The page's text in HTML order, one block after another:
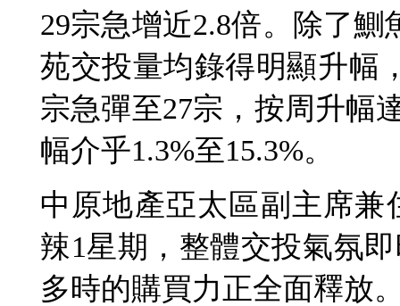
29宗急增近2.8倍。除了
苑交投量均錄得明顯升幅
宗急彈至27宗，按周升幅
幅介乎1.3%至15.3%。
中原地產亞太區副主席
辣1星期，整體交投氣氛
多時的購買力正全面釋放